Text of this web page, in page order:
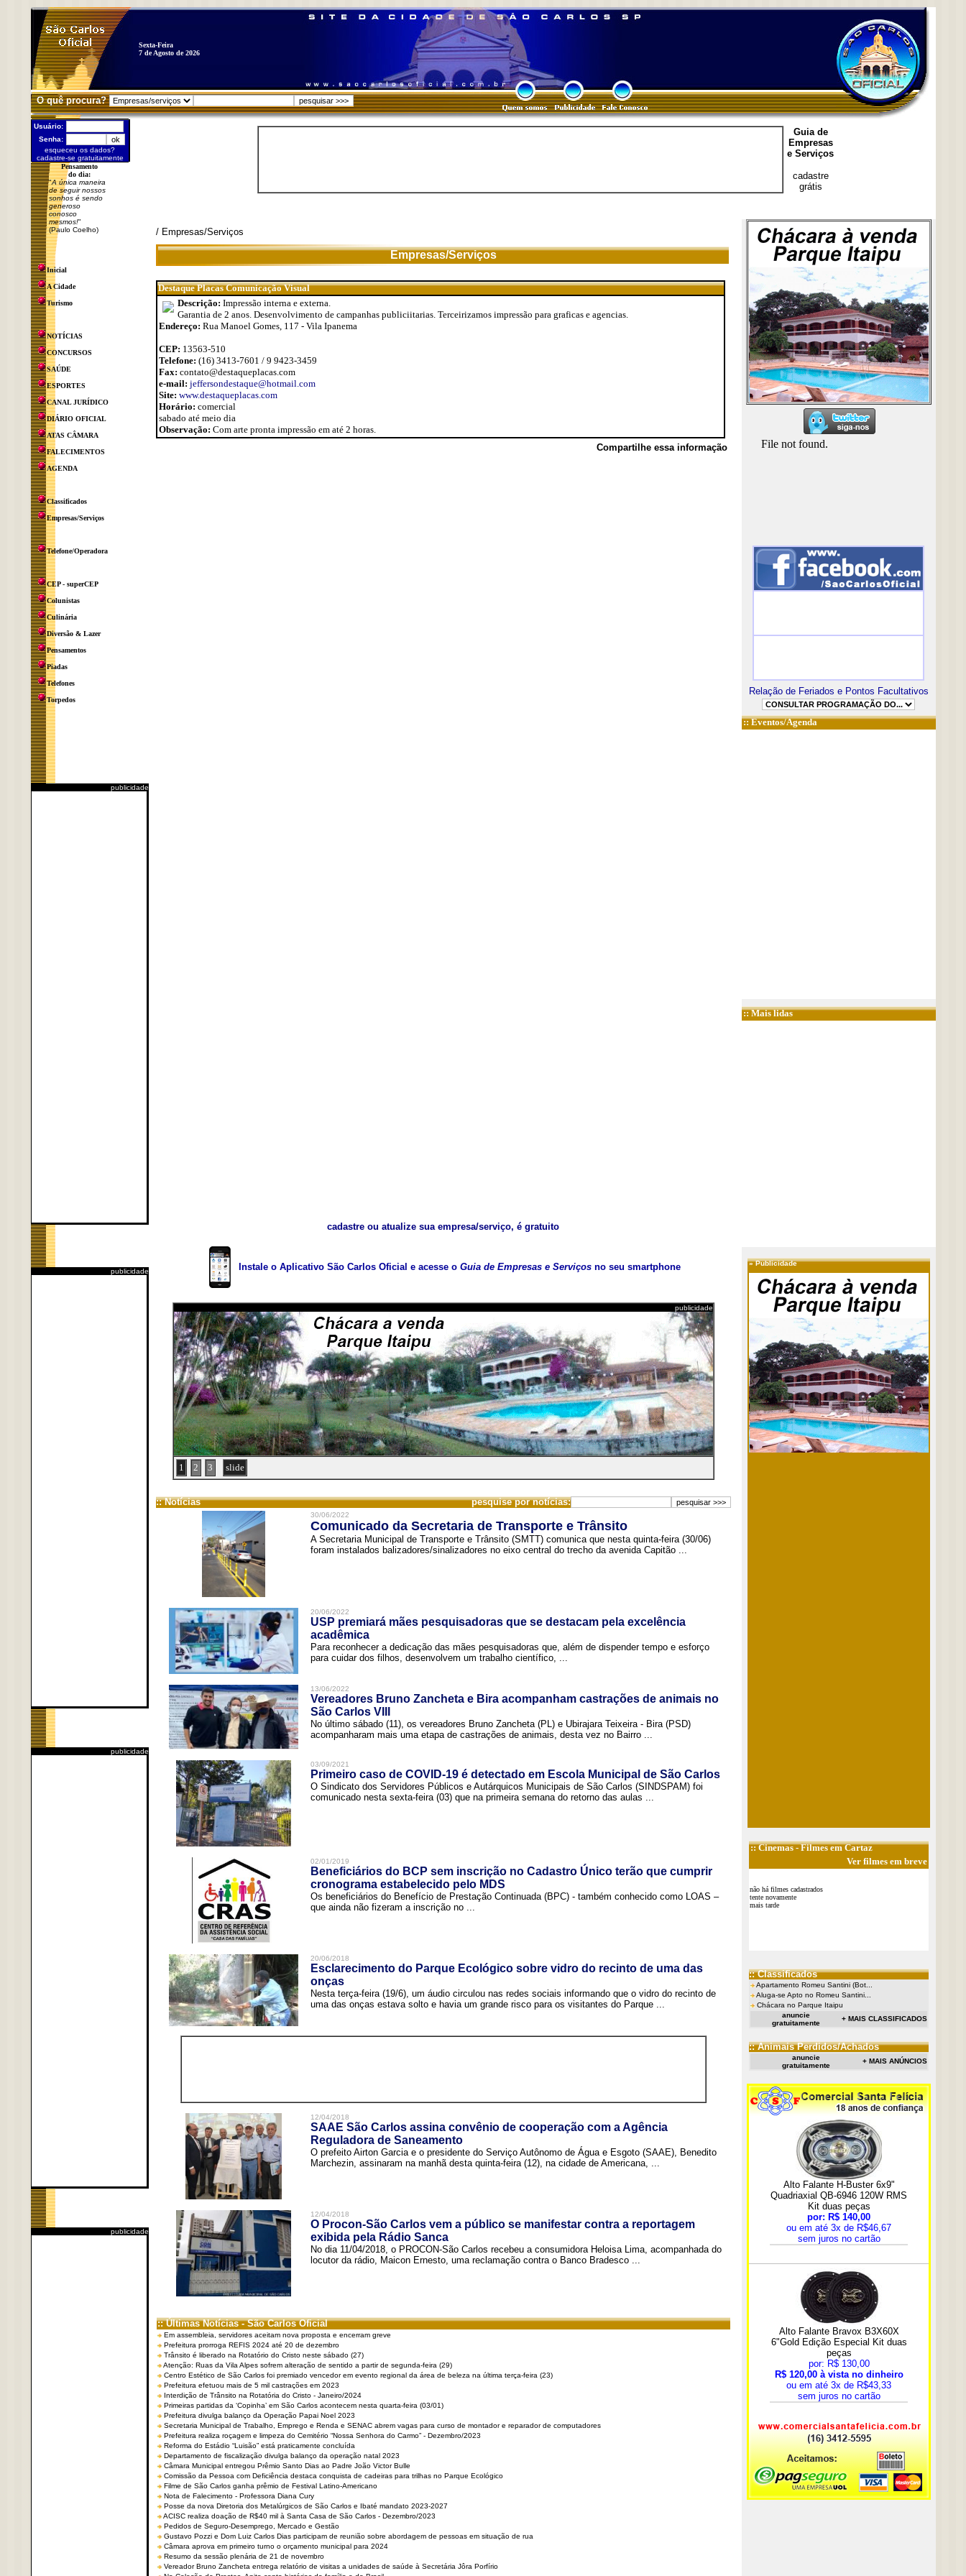
Sexta-Feira
7 de Agosto de 2026
O quê procura?
Usuário:
Senha:
esqueceu os dados?
cadastre-se gratuitamente
Pensamento
do dia:
"A única maneira
de seguir nossos
sonhos é sendo
generoso
conosco
mesmos!"
(Paulo Coelho)
Inicial
A Cidade
Turismo
NOTÍCIAS
CONCURSOS
SAÚDE
ESPORTES
CANAL JURÍDICO
DIÁRIO OFICIAL
ATAS CÂMARA
FALECIMENTOS
AGENDA
Classificados
Empresas/Serviços
Telefone/Operadora
CEP - superCEP
Colunistas
Culinária
Diversão & Lazer
Pensamentos
Piadas
Telefones
Torpedos
publicidade
publicidade
publicidade
publicidade
Guia de
Empresas
e Serviços
cadastre
grátis
/ Empresas/Serviços
Empresas/Serviços
Destaque Placas Comunicação Visual
Descrição: Impressão interna e externa.
Garantia de 2 anos. Desenvolvimento de campanhas publiciitarias. Terceirizamos impressão para graficas e agencias.
Endereço: Rua Manoel Gomes, 117 - Vila Ipanema
CEP: 13563-510
Telefone: (16) 3413-7601 / 9 9423-3459
Fax: contato@destaqueplacas.com
e-mail: jeffersondestaque@hotmail.com
Site: www.destaqueplacas.com
Horário: comercial
sabado até meio dia
Observação: Com arte pronta impressão em até 2 horas.
Compartilhe essa informação
cadastre ou atualize sua empresa/serviço, é gratuito
Instale o Aplicativo São Carlos Oficial e acesse o Guia de Empresas e Serviços no seu smartphone
publicidade
1 2 3 slide
:: Notícias pesquise por notícias:
30/06/2022
Comunicado da Secretaria de Transporte e Trânsito
A Secretaria Municipal de Transporte e Trânsito (SMTT) comunica que nesta quinta-feira (30/06)
foram instalados balizadores/sinalizadores no eixo central do trecho da avenida Capitão ...
20/06/2022
USP premiará mães pesquisadoras que se destacam pela excelência
acadêmica
Para reconhecer a dedicação das mães pesquisadoras que, além de dispender tempo e esforço
para cuidar dos filhos, desenvolvem um trabalho científico, ...
13/06/2022
Vereadores Bruno Zancheta e Bira acompanham castrações de animais no
São Carlos VIII
No último sábado (11), os vereadores Bruno Zancheta (PL) e Ubirajara Teixeira - Bira (PSD)
acompanharam mais uma etapa de castrações de animais, desta vez no Bairro ...
03/09/2021
Primeiro caso de COVID-19 é detectado em Escola Municipal de São Carlos
O Sindicato dos Servidores Públicos e Autárquicos Municipais de São Carlos (SINDSPAM) foi
comunicado nesta sexta-feira (03) que na primeira semana do retorno das aulas ...
02/01/2019
Beneficiários do BCP sem inscrição no Cadastro Único terão que cumprir
cronograma estabelecido pelo MDS
Os beneficiários do Benefício de Prestação Continuada (BPC) - também conhecido como LOAS –
que ainda não fizeram a inscrição no ...
20/06/2018
Esclarecimento do Parque Ecológico sobre vidro do recinto de uma das
onças
Nesta terça-feira (19/6), um áudio circulou nas redes sociais informando que o vidro do recinto de
uma das onças estava solto e havia um grande risco para os visitantes do Parque ...
12/04/2018
SAAE São Carlos assina convênio de cooperação com a Agência
Reguladora de Saneamento
O prefeito Airton Garcia e o presidente do Serviço Autônomo de Água e Esgoto (SAAE), Benedito
Marchezin, assinaram na manhã desta quinta-feira (12), na cidade de Americana, ...
12/04/2018
O Procon-São Carlos vem a público se manifestar contra a reportagem
exibida pela Rádio Sanca
No dia 11/04/2018, o PROCON-São Carlos recebeu a consumidora Heloisa Lima, acompanhada do
locutor da rádio, Maicon Ernesto, uma reclamação contra o Banco Bradesco ...
:: Últimas Notícias - São Carlos Oficial
Em assembleia, servidores aceitam nova proposta e encerram greve
Prefeitura prorroga REFIS 2024 até 20 de dezembro
Trânsito é liberado na Rotatório do Cristo neste sábado (27)
Atenção: Ruas da Vila Alpes sofrem alteração de sentido a partir de segunda-feira (29)
Centro Estético de São Carlos foi premiado vencedor em evento regional da área de beleza na última terça-feira (23)
Prefeitura efetuou mais de 5 mil castrações em 2023
Interdição de Trânsito na Rotatória do Cristo - Janeiro/2024
Primeiras partidas da ‘Copinha’ em São Carlos acontecem nesta quarta-feira (03/01)
Prefeitura divulga balanço da Operação Papai Noel 2023
Secretaria Municipal de Trabalho, Emprego e Renda e SENAC abrem vagas para curso de montador e reparador de computadores
Prefeitura realiza roçagem e limpeza do Cemitério “Nossa Senhora do Carmo” - Dezembro/2023
Reforma do Estádio “Luisão” está praticamente concluída
Departamento de fiscalização divulga balanço da operação natal 2023
Câmara Municipal entregou Prêmio Santo Dias ao Padre João Victor Bulle
Comissão da Pessoa com Deficiência destaca conquista de cadeiras para trilhas no Parque Ecológico
Filme de São Carlos ganha prêmio de Festival Latino-Americano
Nota de Falecimento - Professora Diana Cury
Posse da nova Diretoria dos Metalúrgicos de São Carlos e Ibaté mandato 2023-2027
ACISC realiza doação de R$40 mil à Santa Casa de São Carlos - Dezembro/2023
Pedidos de Seguro-Desemprego, Mercado e Gestão
Gustavo Pozzi e Dom Luiz Carlos Dias participam de reunião sobre abordagem de pessoas em situação de rua
Câmara aprova em primeiro turno o orçamento municipal para 2024
Resumo da sessão plenária de 21 de novembro
Vereador Bruno Zancheta entrega relatório de visitas a unidades de saúde à Secretária Jôra Porfírio
Relação de Feriados e Pontos Facultativos
::Eventos/Agenda
:: Mais lidas
»Publicidade
::Cinemas- Filmes em Cartaz
Ver filmes em breve
não há filmes cadastrados
tente novamente
mais tarde
:: Classificados
Apartamento Romeu Santini (Bot...
Aluga-se Apto no Romeu Santini...
Chácara no Parque Itaipu
anuncie
gratuitamente
+ MAIS CLASSIFICADOS
:: Animais Perdidos/Achados
anuncie
gratuitamente
+ MAIS ANÚNCIOS